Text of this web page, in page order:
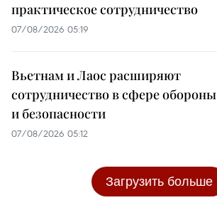
практическое сотрудничество
07/08/2026 05:19
Вьетнам и Лаос расширяют
сотрудничество в сфере обороны
и безопасности
07/08/2026 05:12
Загрузить больше